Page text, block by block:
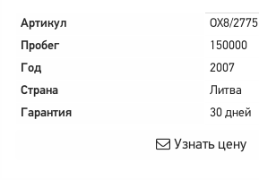
Артикул
OX8/2775
Пробег
150000
Год
2007
Страна
Литва
Гарантия
30 дней
Узнать цену